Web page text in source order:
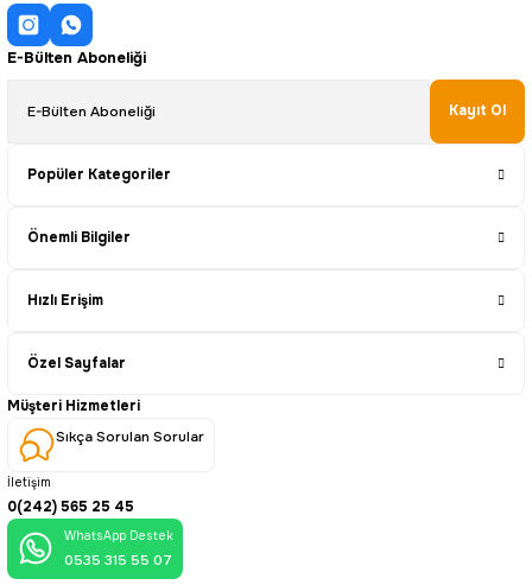
E-Bülten Aboneliği
Kayıt Ol
Popüler Kategoriler
Önemli Bilgiler
Hızlı Erişim
Özel Sayfalar
Müşteri Hizmetleri
Sıkça Sorulan Sorular
İletişim
0(242) 565 25 45
WhatsApp Destek
0535 315 55 07